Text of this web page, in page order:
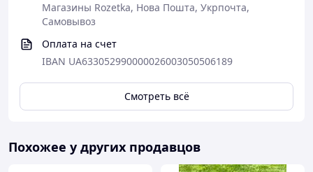
Магазины Rozetka, Нова Пошта, Укрпочта,
Самовывоз
Оплата на счет
IBAN UA633052990000026003050506189
Смотреть всё
Похожее у других продавцов